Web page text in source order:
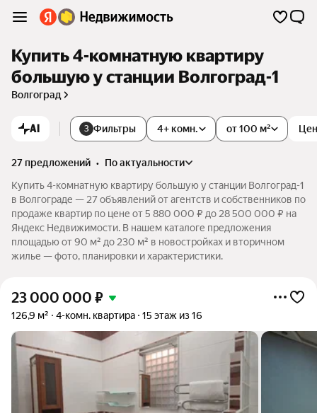
Купить 4-комнатную квартиру
большую у станции Волгоград-1
Волгоград
AI 3 Фильтры 4+ комн. от 100 м²
27 предложений •
по актуальности
Купить 4-комнатную квартиру большую у станции Волгоград-1
в Волгограде — 27 объявлений от агентств и собственников по
продаже квартир по цене от 5 880 000 ₽ до 28 500 000 ₽ на
Яндекс Недвижимости. В нашем каталоге предложения
площадью от 90 м² до 230 м² в новостройках и вторичном
жилье — фото, планировки и характеристики.
23 000 000 ₽
126,9 м² 4-комн. квартира 15 этаж из 16